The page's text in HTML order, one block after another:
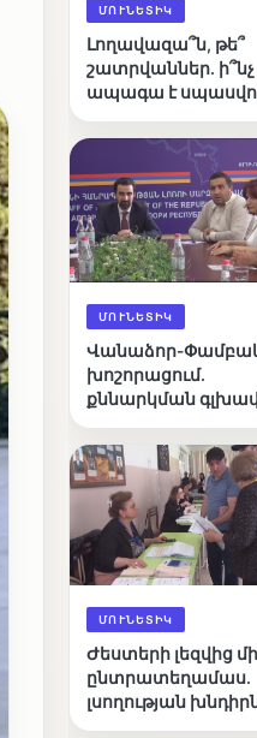
ՄՈՒՆԵՏԻԿ
Լողավազա՞ն, թե՞
շատրվաններ. ի՞նչ
ապագա է
լճին
ՄՈՒՆԵՏԻԿ
Վանաձոր-
խոշորացում.
քննարկման
կառավարո՞ւմ, թե՞
քաղաքական
ՄՈՒՆԵՏԻԿ
Ժեստերի լեզվից
ընտրատեղամաս.
լսողության